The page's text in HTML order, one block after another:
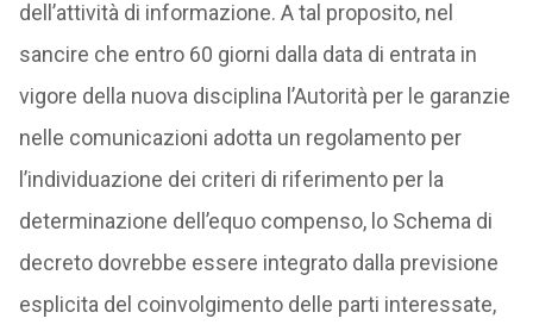
dell’attività di informazione. A tal proposito, nel
sancire che entro 60 giorni dalla data di entrata in
vigore della nuova disciplina l’Autorità per le garanzie
nelle comunicazioni adotta un regolamento per
l’individuazione dei criteri di riferimento per la
determinazione dell’equo compenso, lo Schema di
decreto dovrebbe essere integrato dalla previsione
esplicita del coinvolgimento delle parti interessate,